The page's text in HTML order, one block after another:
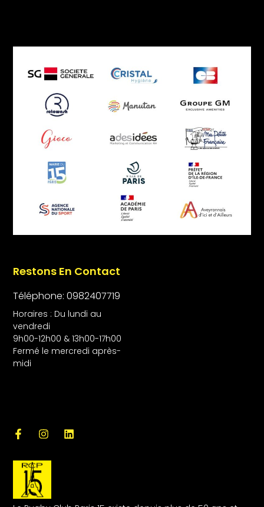
Restons En Contact
Téléphone: 0982407719
Horaires : Du lundi au
vendredi
9h00-12h00 & 13h00-17h00
Fermé le mercredi après-
midi